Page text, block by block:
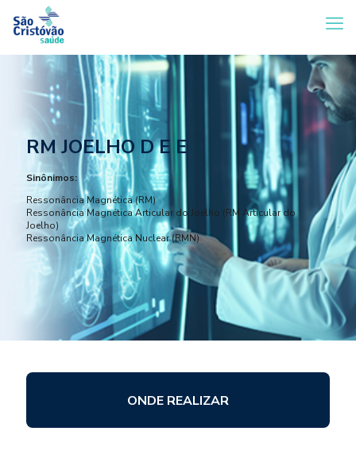
RM JOELHO D E E
Sinônimos:
Ressonância Magnética (RM)
Ressonância Magnética Articular do Joelho (RM Articular do
Joelho)
Ressonância Magnética Nuclear (RMN)
ONDE REALIZAR